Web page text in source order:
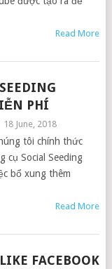
Read More
PHÍ
18 June, 2018
tôi chính thức
cụ Social Seeding
bổ xung thêm
Read More
FACEBOOK